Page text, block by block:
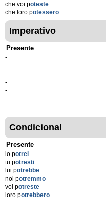
che voi poteste
che loro potessero
Imperativo
Presente
-
-
-
-
-
-
Condicional
Presente
io potrei
tu potresti
lui potrebbe
noi potremmo
voi potreste
loro potrebbero